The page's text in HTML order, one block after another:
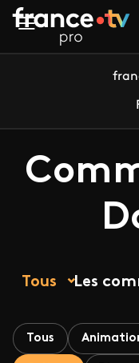
Aller au contenu
Tous Les
Tous